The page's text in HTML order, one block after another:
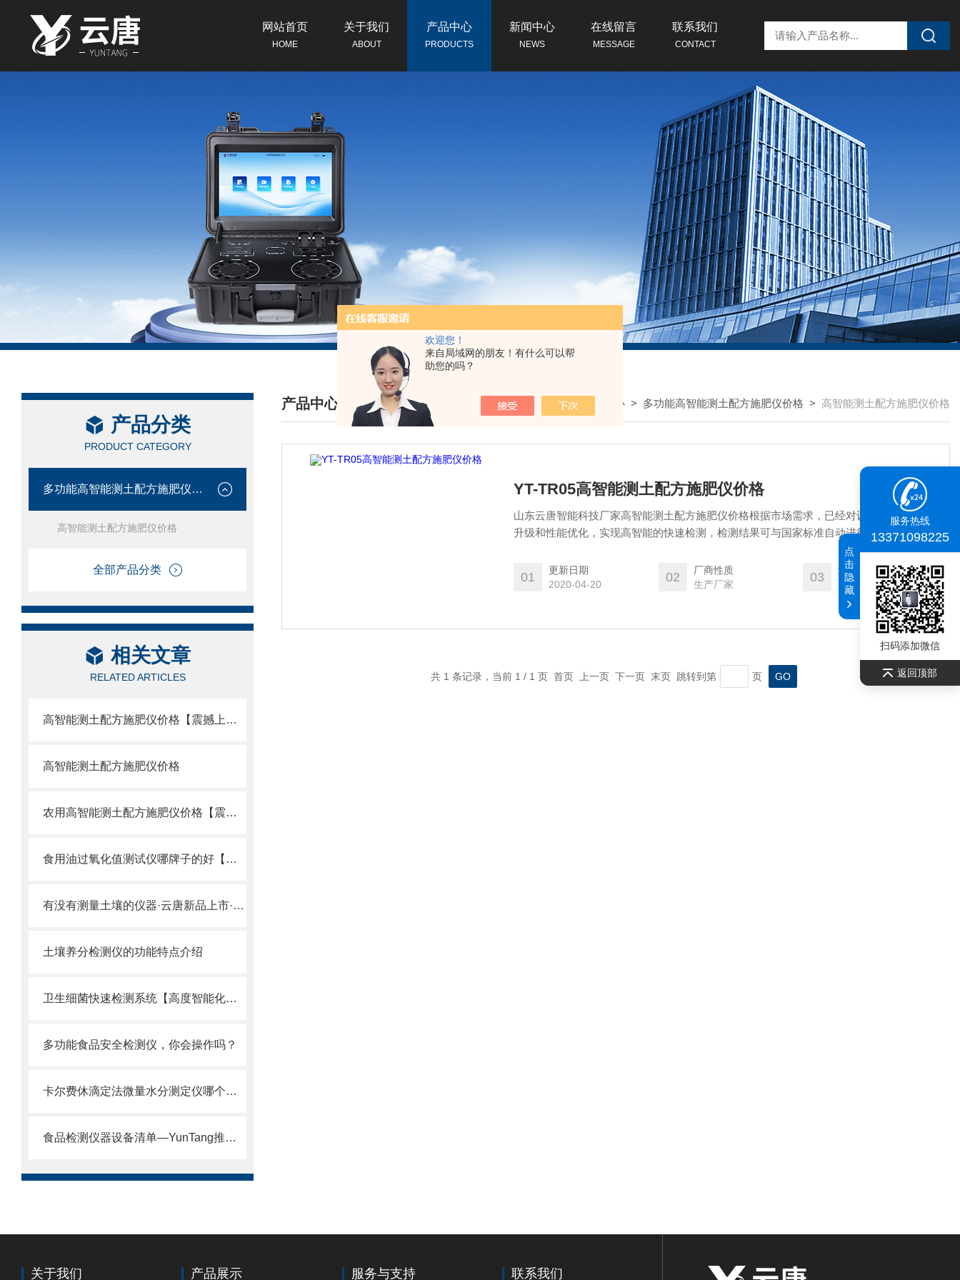
欢迎您！
来自局域网的朋友！有什么可以帮
助您的吗？
网站首页
HOME
关于我们
ABOUT
产品中心
PRODUCTS
新闻中心
NEWS
在线留言
MESSAGE
联系我们
CONTACT
产品分类
PRODUCT CATEGORY
多功能高智能测土配方施肥仪价格
高智能测土配方施肥仪价格
全部产品分类
相关文章
RELATED ARTICLES
高智能测土配方施肥仪价格【震撼上市】_2022高智能测土配方施肥仪
高智能测土配方施肥仪价格
农用高智能测土配方施肥仪价格【震撼上市】_2022农用测土配方施肥仪
食用油过氧化值测试仪哪牌子的好【震撼推荐】云唐食用油过氧化值测试仪品牌
有没有测量土壤的仪器·云唐新品上市·测量土壤的仪器有哪些
土壤养分检测仪的功能特点介绍
卫生细菌快速检测系统【高度智能化】新款卫生细菌快速检测系统
多功能食品安全检测仪，你会操作吗？
卡尔费休滴定法微量水分测定仪哪个牌子好行业标准推荐云唐品牌厂家
食品检测仪器设备清单—YunTang推荐、自主研发
产品中心
/ PRODUCTS CENTER
我的位置： 首页> 产品中心 > 多功能高智能测土配方施肥仪价格 > 高智能测土配方施肥仪价格
YT-TR05高智能测土配方施肥仪价格
山东云唐智能科技厂家高智能测土配方施肥仪价格根据市场需求，已经对设备进行了系统
升级和性能优化，实现高智能的快速检测，检测结果可与国家标准自动进行对比，支持检
测数据上传至云平台，目前采购模式均为单一来源采购。咨询客服均有优惠！
01
更新日期
2020-04-20
02
厂商性质
生产厂家
03
浏览量
1342
共 1 条记录，当前 1 / 1 页 首页 上一页 下一页 末页 跳转到第 页
关于我们 产品展示 服务与支持 联系我们
服务热线
13371098225
扫码添加微信
返回顶部
点
击
隐
藏